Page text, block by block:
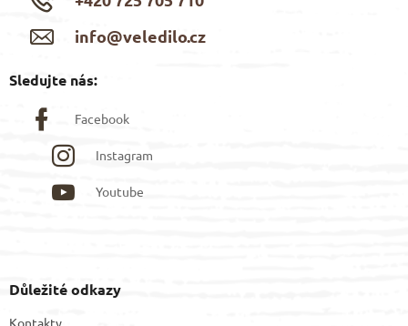
info@veledilo.cz
Sledujte nás:
Facebook
Instagram
Youtube
Důležité odkazy
Kontakty